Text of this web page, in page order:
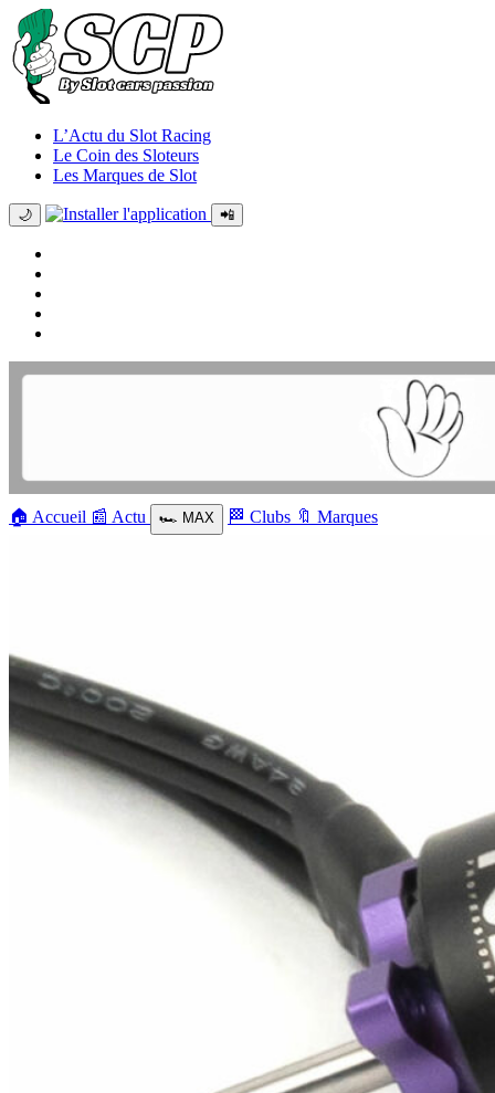
L’Actu du Slot Racing
Le Coin des Sloteurs
Les Marques de Slot
🌙 📲
🏠 Accueil 📰 Actu 🏎️ MAX 🏁 Clubs 🔖 Marques